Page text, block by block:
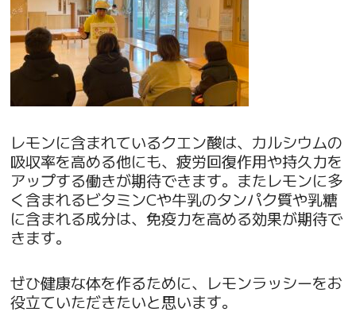
レモンに含まれているクエン酸は、カルシウムの
吸収率を高める他にも、疲労回復作用や持久力を
アップする働きが期待できます。またレモンに多
く含まれるビタミンCや牛乳のタンパク質や乳糖
に含まれる成分は、免疫力を高める効果が期待で
きます。
ぜひ健康な体を作るために、レモンラッシーをお
役立ていただきたいと思います。